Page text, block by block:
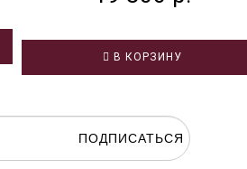
В КОРЗИНУ
ПОДПИСАТЬСЯ